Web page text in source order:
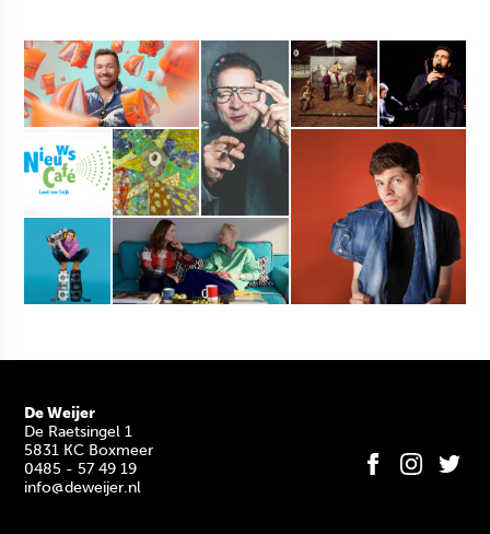
De Weijer
De Raetsingel 1
5831 KC Boxmeer
0485 - 57 49 19
info@deweijer.nl